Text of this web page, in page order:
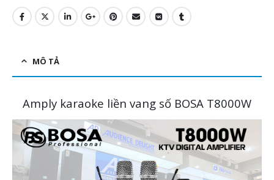
MÔ TẢ
Amply karaoke liền vang số BOSA T8000W